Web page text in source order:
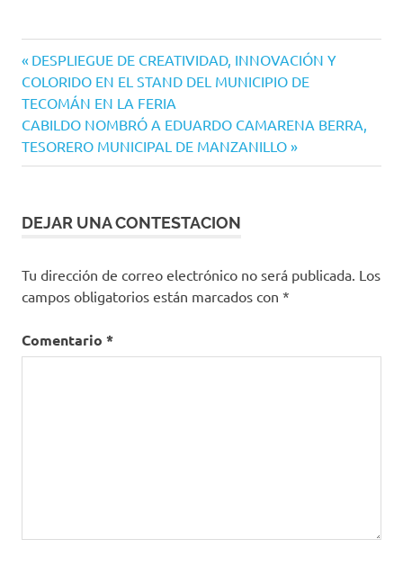
de la
Fama
Navegación
de
entradas
Entrada
anterior:
DESPLIEGUE DE CREATIVIDAD, INNOVACIÓN Y
COLORIDO EN EL STAND DEL MUNICIPIO DE
TECOMÁN EN LA FERIA
Siguiente
entrada:
CABILDO NOMBRÓ A EDUARDO CAMARENA BERRA,
TESORERO MUNICIPAL DE MANZANILLO
DEJAR UNA CONTESTACION
Tu dirección de correo electrónico no será publicada. Los
campos obligatorios están marcados con *
Comentario *